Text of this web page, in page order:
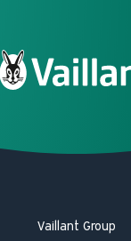
Vaillant Group